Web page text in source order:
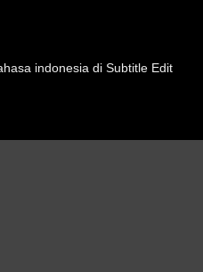
indonesia di Subtitle Edit